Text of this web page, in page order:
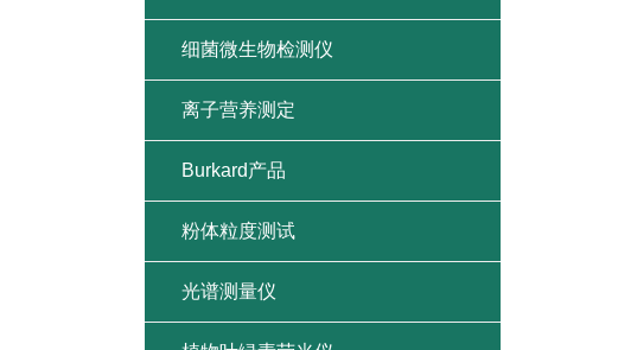
细菌微生物检测仪
离子营养测定
Burkard产品
粉体粒度测试
光谱测量仪